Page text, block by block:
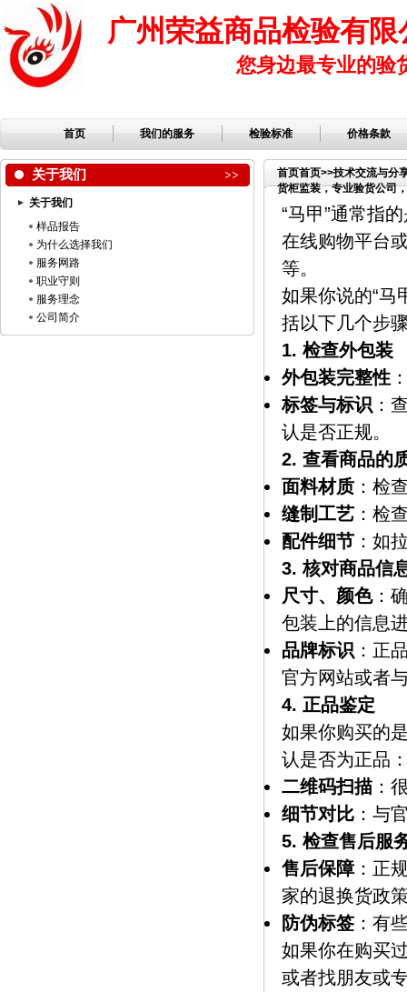
广州荣益商品检验有限
您身边最专业的验
首页 我们的服务 检验标准 价格条款
关于我们
关于我们
样品报告
为什么选择我们
服务网路
职业守则
服务理念
公司简介
首页首页>>技术交流与分
货柜监装，专业验货公司
“马甲”通常指
在线购物平台
等。
如果你说的“马
括以下几个步
1. 检查外包装
外包装完整性
标签与标识 ：
认是否正规。
2. 查看商品的
面料材质 ：检
缝制工艺 ：检
配件细节 ：如
3. 核对商品信
尺寸、颜色：
包装上的信息
品牌标识 ：正
官方网站或者
4. 正品鉴定
如果你购买的
认是否为正品
二维码扫描 ：
细节对比 ：与
5. 检查售后服
售后保障：正
家的退换货政
防伪标签 ：有
如果你在购买
或者找朋友或